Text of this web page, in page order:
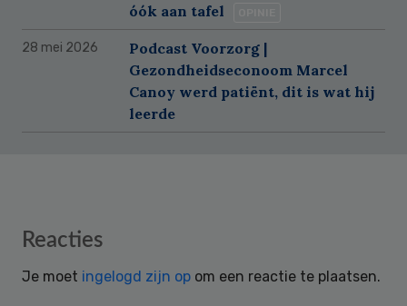
óók aan tafel
28 mei 2026
Podcast Voorzorg |
Gezondheidseconoom Marcel
Canoy werd patiënt, dit is wat hij
leerde
Reader
Reacties
Je moet ingelogd zijn op om een reactie te plaatsen.